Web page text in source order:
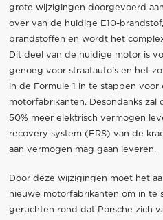
grote wijzigingen doorgevoerd
over van de huidige E10-
brandstoffen en wordt het
Dit deel van de huidige motor is
genoeg voor straatauto’s en het
in de Formule 1 in te stappen voor
motorfabrikanten. Desondanks
50% meer elektrisch vermogen
recovery system (ERS) van de
aan vermogen mag gaan leveren.
Door deze wijzigingen moet het
nieuwe motorfabrikanten om in te
geruchten rond dat Porsche zich